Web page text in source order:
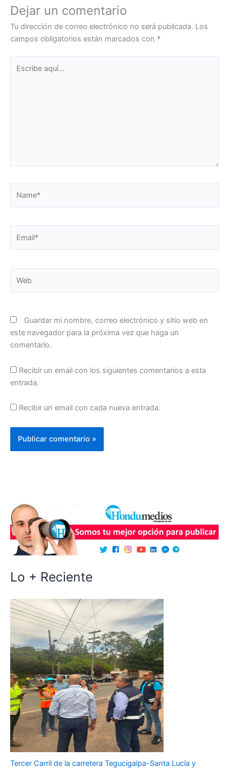
Dejar un comentario
Tu dirección de correo electrónico no será publicada. Los
campos obligatorios están marcados con *
aquí...
Guardar mi nombre, correo electrónico y sitio web en
este navegador para la próxima vez que haga un
comentario.
Recibir un email con los siguientes comentarios a esta
entrada.
Recibir un email con cada nueva entrada.
Lo + Reciente
Tercer Carril de la carretera Tegucigalpa-Santa Lucía y